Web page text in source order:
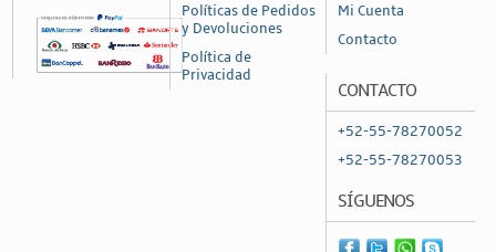
Políticas de Pedidos
y Devoluciones
Política de
Privacidad
Mi Cuenta
Contacto
CONTACTO
+52-55-78270052
+52-55-78270053
SÍGUENOS